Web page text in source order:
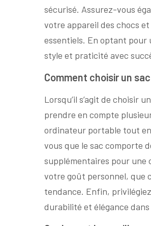
sécurisé. Assurez-vous
votre appareil des chocs
essentiels. En optant pour
style et praticité avec
Comment choisir un
Lorsqu’il s’agit de choisir
prendre en compte
ordinateur portable tout
vous que le sac comporte
supplémentaires pour une
votre goût personnel, que
tendance. Enfin,
durabilité et élégance